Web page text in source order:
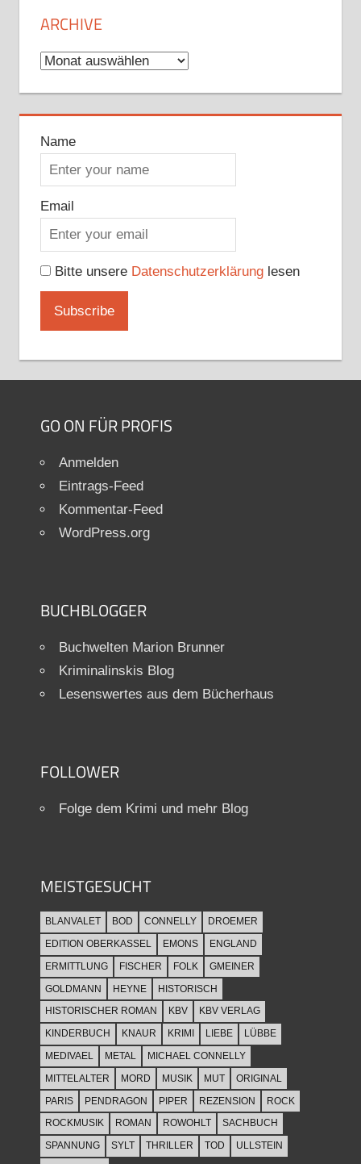
ARCHIVE
Archive
Name
Email
Bitte unsere Datenschutzerklärunglesen
GO ON FÜR PROFIS
Anmelden
Eintrags-Feed
Kommentar-Feed
WordPress.org
BUCHBLOGGER
Buchwelten Marion Brunner
Kriminalinskis Blog
Lesenswertes aus dem Bücherhaus
FOLLOWER
Folge dem Krimi und mehr Blog
MEISTGESUCHT
BLANVALET BOD CONNELLY
DROEMER
EDITION OBERKASSEL
EMONS
ENGLAND
ERMITTLUNG
FISCHER FOLK
GMEINER
GOLDMANN
HEYNE
HISTORISCH
HISTORISCHER ROMAN
KBV
KBV VERLAG
KINDERBUCH
KNAUR KRIMI LIEBE
LÜBBE
MEDIVAEL
METAL
MICHAEL CONNELLY
MITTELALTER
MORD MUSIK MUT
ORIGINAL
PARIS
PENDRAGON PIPER REZENSION
ROCK
ROCKMUSIK
ROMAN ROWOHLT
SACHBUCH
SPANNUNG
SYLT THRILLER TOD
ULLSTEIN